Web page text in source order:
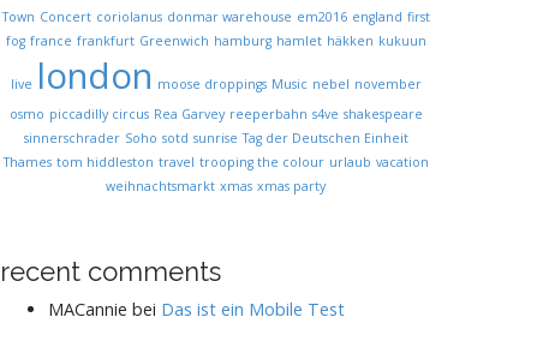
Town Concert coriolanus donmar warehouse em2016 england first
fog france frankfurt Greenwich hamburg hamlet häkken kukuun
live london moose droppings Music nebel november
osmo piccadilly circus Rea Garvey reeperbahn s4ve shakespeare
sinnerschrader Soho sotd sunrise Tag der Deutschen Einheit
Thames tom hiddleston travel trooping the colour urlaub vacation
weihnachtsmarkt xmas xmas party
recent comments
MACannie bei Das ist ein Mobile Test